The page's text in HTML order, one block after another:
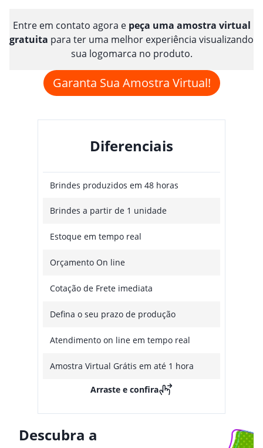
Entre em contato agora e peça uma amostra virtual
gratuita para ter uma melhor experiência visualizando
sua logomarca no produto.
Garanta Sua Amostra Virtual!
Diferenciais
Brindes produzidos em 48 horas
Brindes a partir de 1 unidade
Estoque em tempo real
Orçamento On line
Cotação de Frete imediata
Defina o seu prazo de produção
Atendimento on line em tempo real
Amostra Virtual Grátis em até 1 hora
Arraste e confira
Descubra a